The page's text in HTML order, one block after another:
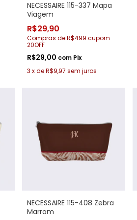
NECESSAIRE 115-337 Mapa
Viagem
R$29,90
Compras de R$499 cupom
20OFF
R$29,00 com Pix
3 xdeR$9,97 sem juros
NECESSAIRE 115-408 Zebra
Marrom